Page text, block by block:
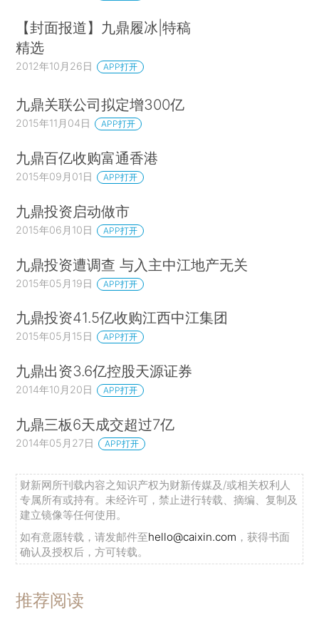
【封面报道】九鼎履冰|特稿
精选
2012年10月26日 APP打开
九鼎关联公司拟定增300亿
2015年11月04日 APP打开
九鼎百亿收购富通香港
2015年09月01日 APP打开
九鼎投资启动做市
2015年06月10日 APP打开
九鼎投资遭调查 与入主中江地产无关
2015年05月19日 APP打开
九鼎投资41.5亿收购江西中江集团
2015年05月15日 APP打开
九鼎出资3.6亿控股天源证券
2014年10月20日 APP打开
九鼎三板6天成交超过7亿
2014年05月27日 APP打开
财新网所刊载内容之知识产权为财新传媒及/或相关权利人
专属所有或持有。未经许可，禁止进行转载、摘编、复制及
建立镜像等任何使用。
如有意愿转载，请发邮件至hello@caixin.com ，获得书面
确认及授权后，方可转载。
推荐阅读